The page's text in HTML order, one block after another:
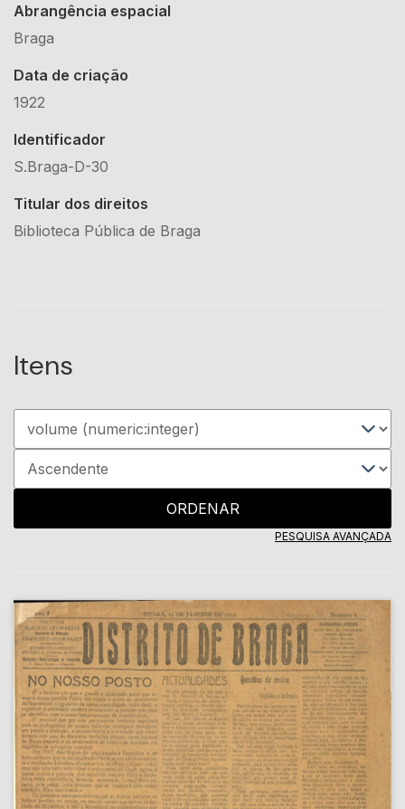
Abrangência espacial
Braga
Data de criação
1922
Identificador
S.Braga-D-30
Titular dos direitos
Biblioteca Pública de Braga
Itens
ORDENAR
PESQUISA AVANÇADA